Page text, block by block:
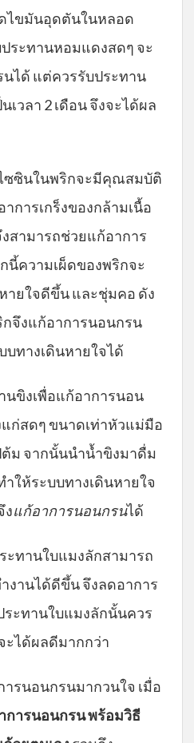
ไขมันอุดตันในหลอด
ระทานหอมแดงสดๆ จะ
ได้ แต่ควรรับประทาน
วลา 2 เดือน จึงจะได้ผล
ซซินในพริกจะมีคุณสมบัติ
การเกร็งของกล้ามเนื้อ
สามารถช่วยแก้อาการ
นี้ความเผ็ดของพริกจะ
ายใจดีขึ้น และชุ่มคอ ดัง
จึงแก้อาการนอนกรน
บทางเดินหายใจได้
นขิงเพื่อแก้อาการนอน
ก่สดๆ ขนาดเท่าหัวแม่มือ
ม จากนั้นนำน้ำขิงมาดื่ม
ให้ระบบทางเดินหายใจ
งแก้อาการนอนกรนได้
ะทานใบแมงลักสามารถ
งานได้ดีขึ้น จึงลดอาการ
ระทานใบแมงลักนั้นควร
ะได้ผลดีมากกว่า
รนอนกรนมากวนใจ เมื่อ
การนอนกรน พร้อมวิธี